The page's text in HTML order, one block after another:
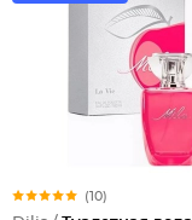
(10)